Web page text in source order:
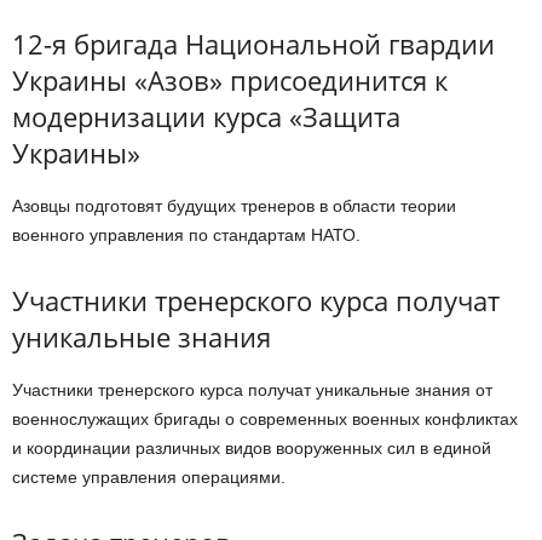
12-я бригада Национальной гвардии
Украины «Азов» присоединится к
модернизации курса «Защита
Украины»
Азовцы подготовят будущих тренеров в области теории
военного управления по стандартам НАТО.
Участники тренерского курса получат
уникальные знания
Участники тренерского курса получат уникальные знания от
военнослужащих бригады о современных военных конфликтах
и координации различных видов вооруженных сил в единой
системе управления операциями.